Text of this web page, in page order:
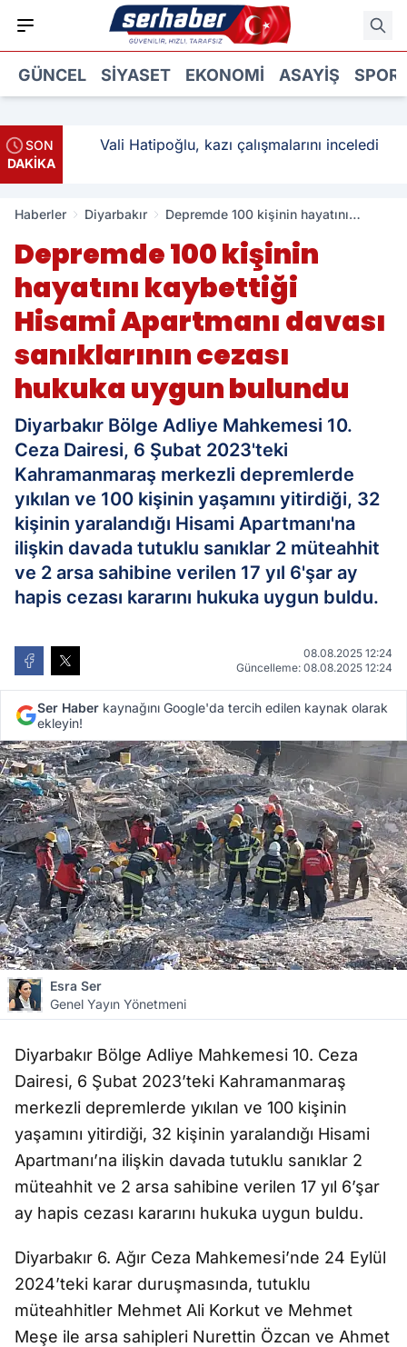
GÜNCEL SIYASET EKONOMI ASAYIŞ SPOR
SON
DAKİKA
3 Vali Hatipoğlu, kazı çalışmalarını inceledi
Haberler Diyarbakır
Depremde 100 kişinin hayatını
sanıklarının cezası hukuka uygun
bulundu
Depremde 100 kişinin
hayatını kaybettiği
Hisami Apartmanı davası
sanıklarının cezası
hukuka uygun bulundu
Diyarbakır Bölge Adliye Mahkemesi 10.
Ceza Dairesi, 6 Şubat 2023'teki
Kahramanmaraş merkezli depremlerde
yıkılan ve 100 kişinin yaşamını yitirdiği, 32
kişinin yaralandığı Hisami Apartmanı'na
ilişkin davada tutuklu sanıklar 2 müteahhit
ve 2 arsa sahibine verilen 17 yıl 6'şar ay
hapis cezası kararını hukuka uygun buldu.
08.08.2025 12:24
Güncelleme: 08.08.2025 12:24
Ser Haber kaynağını Google'da tercih edilen kaynak olarak
ekleyin!
Esra Ser
Genel Yayın Yönetmeni
Diyarbakır Bölge Adliye Mahkemesi 10. Ceza
Dairesi, 6 Şubat 2023’teki Kahramanmaraş
merkezli depremlerde yıkılan ve 100 kişinin
yaşamını yitirdiği, 32 kişinin yaralandığı Hisami
Apartmanı’na ilişkin davada tutuklu sanıklar 2
müteahhit ve 2 arsa sahibine verilen 17 yıl 6’şar
ay hapis cezası kararını hukuka uygun buldu.
Diyarbakır 6. Ağır Ceza Mahkemesi’nde 24 Eylül
2024’teki karar duruşmasında, tutuklu
müteahhitler Mehmet Ali Korkut ve Mehmet
Meşe ile arsa sahipleri Nurettin Özcan ve Ahmet